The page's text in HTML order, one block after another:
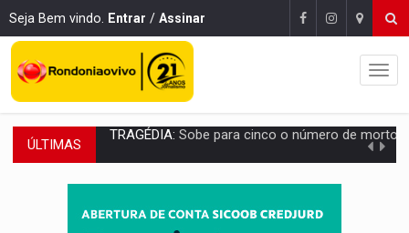
Seja Bem vindo. Entrar / Assinar
ÚLTIMAS TRANSPORTE DE ARROZ:MPF assegura cumprimento da legislação sobre transporte
DEEPFAKE:Sancionada lei contra violência sexual infantil na
COLEGIADO:Brasil e Rússia discutem energia nuclear, defesa e